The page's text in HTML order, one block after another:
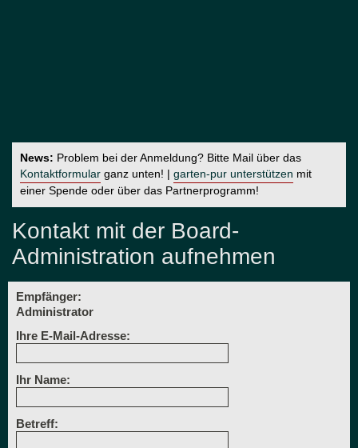
News: Problem bei der Anmeldung? Bitte Mail über das
Kontaktformular ganz unten! | garten-pur unterstützen mit
einer Spende oder über das Partnerprogramm!
Kontakt mit der Board-
Administration aufnehmen
Empfänger:
Administrator
Ihre E-Mail-Adresse:
Ihr Name:
Betreff: